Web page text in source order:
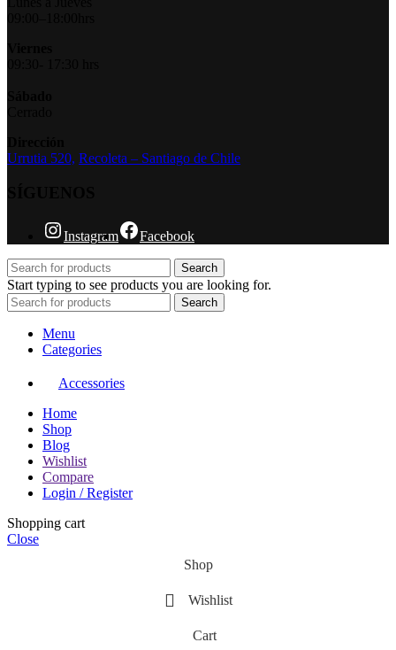
Urrutia 520, Recoleta – Santiago de Chile
Instagram Facebook
Search
Start typing to see products you are looking for.
Search
Menu
Categories
Accessories
Home
Shop
Blog
Wishlist
Compare
Login / Register
Shopping cart
Close
Shop
Wishlist
Cart